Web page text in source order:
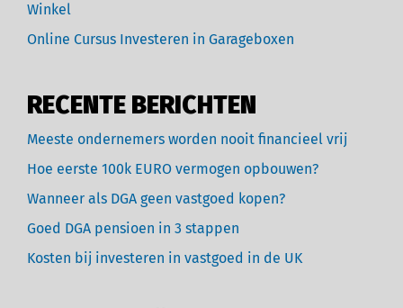
Winkel
Online Cursus Investeren in Garageboxen
RECENTE BERICHTEN
Meeste ondernemers worden nooit financieel vrij
Hoe eerste 100k EURO vermogen opbouwen?
Wanneer als DGA geen vastgoed kopen?
Goed DGA pensioen in 3 stappen
Kosten bij investeren in vastgoed in de UK